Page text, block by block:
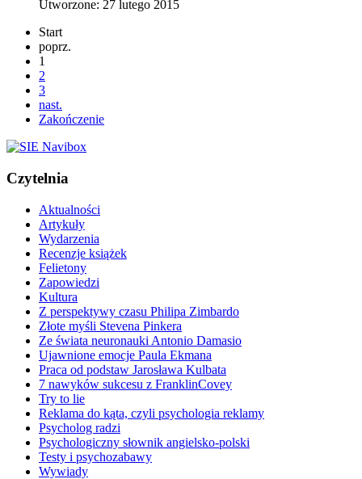
Utworzone: 27 lutego 2015
Start
poprz.
1
2
3
nast.
Zakończenie
Czytelnia
Aktualności
Artykuły
Wydarzenia
Recenzje książek
Felietony
Zapowiedzi
Kultura
Z perspektywy czasu Philipa Zimbardo
Złote myśli Stevena Pinkera
Ze świata neuronauki Antonio Damasio
Ujawnione emocje Paula Ekmana
Praca od podstaw Jarosława Kulbata
7 nawyków sukcesu z FranklinCovey
Try to lie
Reklama do kąta, czyli psychologia reklamy
Psycholog radzi
Psychologiczny słownik angielsko-polski
Testy i psychozabawy
Wywiady